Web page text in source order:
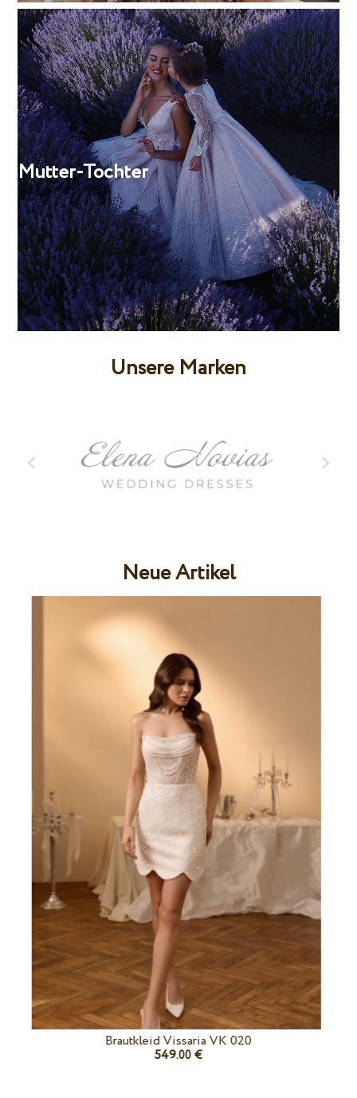
Mutter-Tochter
Unsere Marken
Neue Artikel
Brautkleid Vissaria VK 020
549.00 €